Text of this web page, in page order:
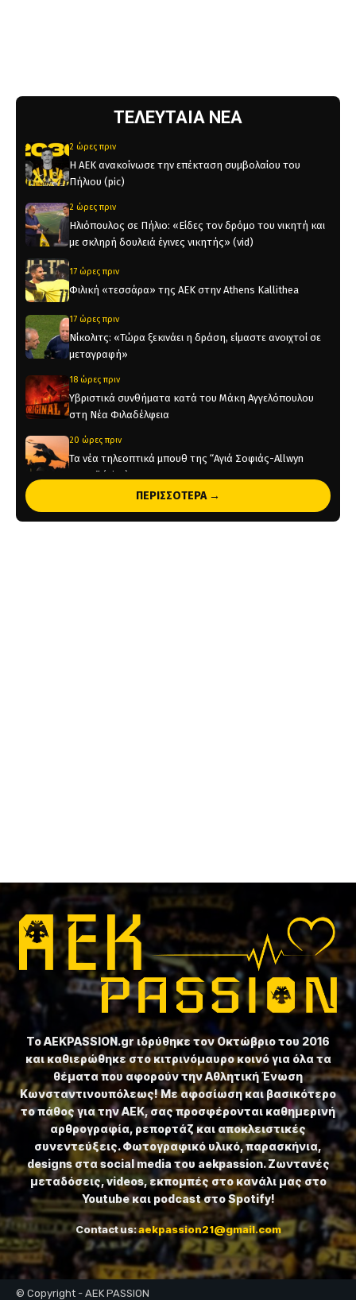
ΤΕΛΕΥΤΑΙΑ ΝΕΑ
2 ώρες πριν
Η ΑΕΚ ανακοίνωσε την επέκταση συμβολαίου του
Πήλιου (pic)
2 ώρες πριν
Ηλιόπουλος σε Πήλιο: «Είδες τον δρόμο του νικητή και
με σκληρή δουλειά έγινες νικητής» (vid)
17 ώρες πριν
Φιλική «τεσσάρα» της ΑΕΚ στην Athens Kallithea
17 ώρες πριν
Νίκολιτς: «Τώρα ξεκινάει η δράση, είμαστε ανοιχτοί σε
μεταγραφή»
18 ώρες πριν
Υβριστικά συνθήματα κατά του Μάκη Αγγελόπουλου
στη Νέα Φιλαδέλφεια
20 ώρες πριν
Τα νέα τηλεοπτικά μπουθ της “Αγιά Σοφιάς-Allwyn
Arena” (pics)
Η ενδεκάδα της ΑΕΚ στο φιλικό με την Athens Kallithea
ΠΕΡΙΣΣΟΤΕΡΑ →
Το ⁦AEKPASSION.gr⁩ ιδρύθηκε τον Οκτώβριο του 2016
και καθιερώθηκε στο κιτρινόμαυρο κοινό για όλα τα
θέματα που αφορούν την Αθλητική Ένωση
Κωνσταντινουπόλεως! Με αφοσίωση και βασικότερο
το πάθος για την ΑΕΚ, σας προσφέρονται καθημερινή
αρθρογραφία, ρεπορτάζ και αποκλειστικές
συνεντεύξεις. Φωτογραφικό υλικό, παρασκήνια,
designs στα social media του aekpassion. Ζωντανές
μεταδόσεις, videos, εκπομπές στο κανάλι μας στο
Youtube και podcast στο Spotify!
Contact us:aekpassion21@gmail.com
© Copyright - AEK PASSION